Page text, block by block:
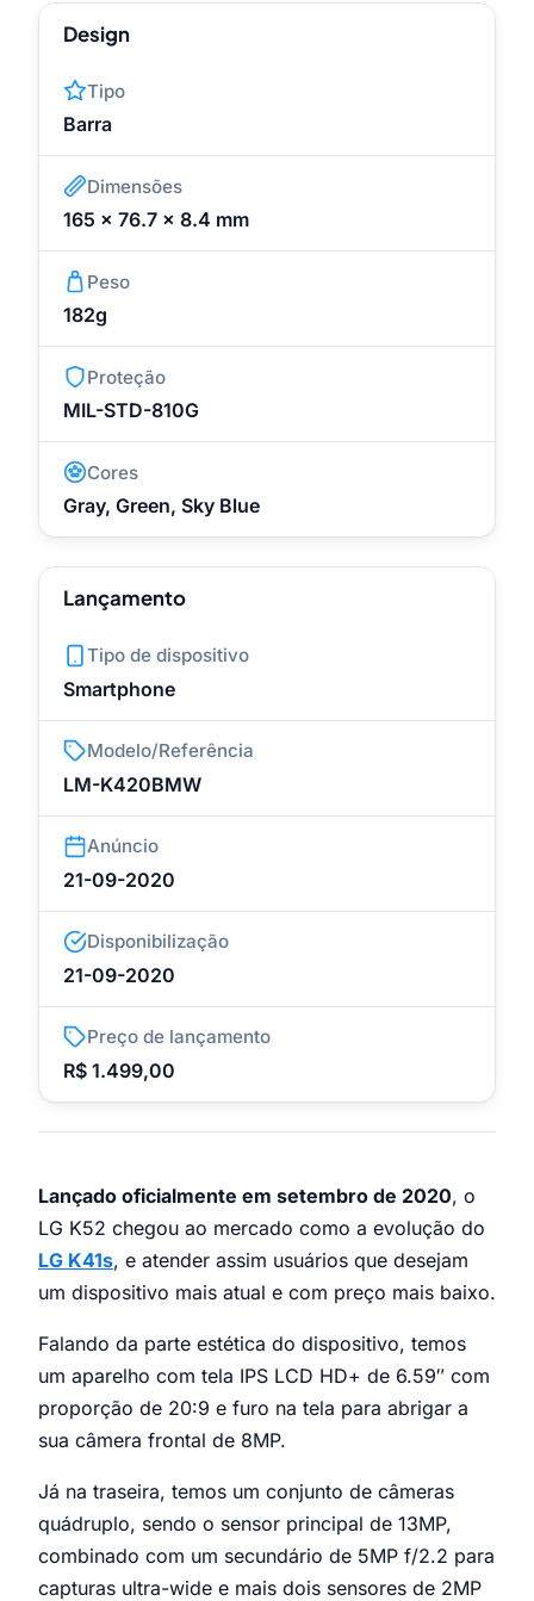
Design
Tipo
Barra
Dimensões
165 x 76.7 x 8.4 mm
Peso
182g
Proteção
MIL-STD-810G
Cores
Gray, Green, Sky Blue
Lançamento
Tipo de dispositivo
Smartphone
Modelo/Referência
LM-K420BMW
Anúncio
21-09-2020
Disponibilização
21-09-2020
Preço de lançamento
R$ 1.499,00
Lançado oficialmente em setembro de 2020, o
LG K52 chegou ao mercado como a evolução do
LG K41s, e atender assim usuários que desejam
um dispositivo mais atual e com preço mais baixo.
Falando da parte estética do dispositivo, temos
um aparelho com tela IPS LCD HD+ de 6.59″ com
proporção de 20:9 e furo na tela para abrigar a
sua câmera frontal de 8MP.
Já na traseira, temos um conjunto de câmeras
quádruplo, sendo o sensor principal de 13MP,
combinado com um secundário de 5MP f/2.2 para
capturas ultra-wide e mais dois sensores de 2MP